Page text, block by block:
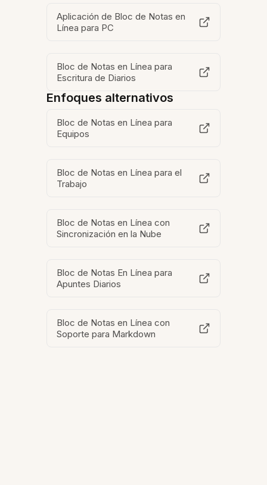
Aplicación de Bloc de Notas en
Línea para PC
Bloc de Notas en Línea para
Escritura de Diarios
Enfoques alternativos
Bloc de Notas en Línea para
Equipos
Bloc de Notas en Línea para el
Trabajo
Bloc de Notas en Línea con
Sincronización en la Nube
Bloc de Notas En Línea para
Apuntes Diarios
Bloc de Notas en Línea con
Soporte para Markdown